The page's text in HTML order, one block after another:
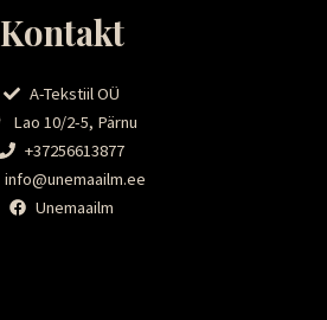
Kontakt
A-Tekstiil OÜ
Lao 10/2-5, Pärnu
+37256613877
info@unemaailm.ee
Unemaailm